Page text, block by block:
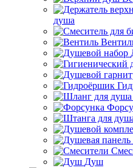
душа
Душ